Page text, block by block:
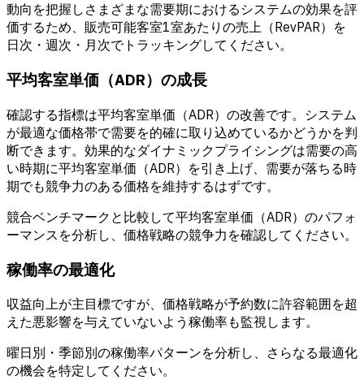
動向を把握しさまざまな需要期におけるシステムの効果を評
価するため、 販売可能客室1室あたりの売上（RevPAR） を
日次・週次・月次でトラッキングしてください。
平均客室単価（ADR）の成長
確認する指標は平均客室単価（ADR） の改善です。システム
が最適な価格帯で需要を的確に取り込めているかどうかを判
断できます。効果的なダイナミックプライシングは需要の高
い時期に平均客室単価（ADR）を引き上げ、需要が落ちる時
期でも競争力のある価格を維持するはずです。
競合ベンチマークと比較して平均客室単価（ADR）のパフォ
ーマンスを分析し、価格戦略の競争力を確認してください。
稼働率の最適化
収益向上が主目標ですが、価格戦略が予約数に許容範囲を超
えた悪影響を与えていないよう稼働率も監視します。
曜日別・季節別の稼働率パターンを分析し、さらなる最適化
の機会を特定してください。